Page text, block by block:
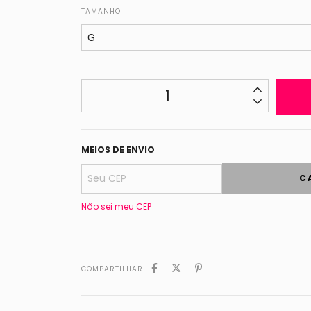
TAMANHO
MEIOS DE ENVIO
Não sei meu CEP
COMPARTILHAR